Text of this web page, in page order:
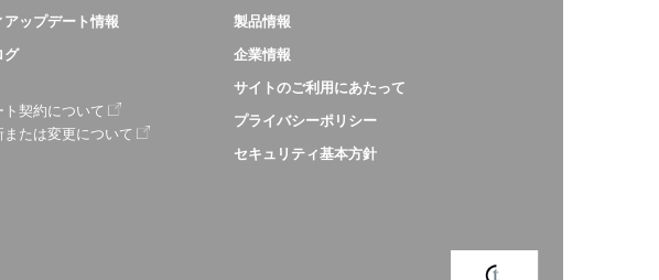
アップデート情報
グ
ト契約について
または変更について
製品情報
企業情報
サイトのご利用にあたって
プライバシーポリシー
セキュリティ基本方針